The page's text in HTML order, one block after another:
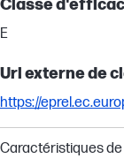
Classe
E
Url externe de
https://
Caractéristiques